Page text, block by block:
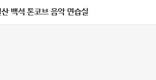
산 백석 톤코브 음악 연습실